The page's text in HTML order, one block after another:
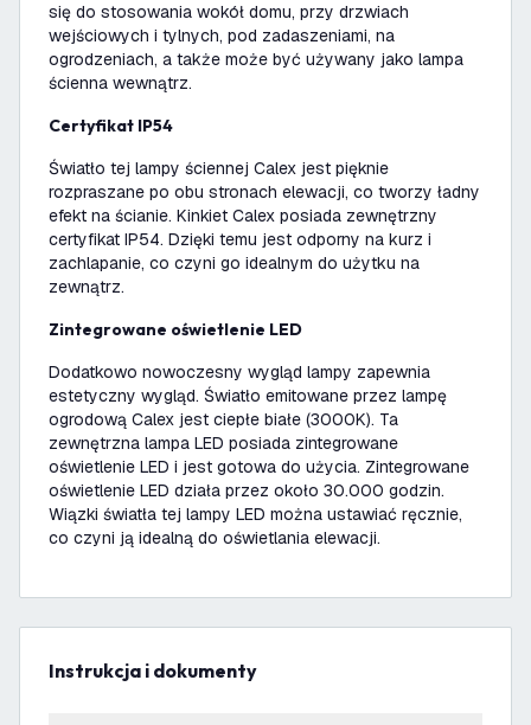
się do stosowania wokół domu, przy drzwiach
wejściowych i tylnych, pod zadaszeniami, na
ogrodzeniach, a także może być używany jako lampa
ścienna wewnątrz.
Certyfikat IP54
Światło tej lampy ściennej Calex jest pięknie
rozpraszane po obu stronach elewacji, co tworzy ładny
efekt na ścianie. Kinkiet Calex posiada zewnętrzny
certyfikat IP54. Dzięki temu jest odporny na kurz i
zachlapanie, co czyni go idealnym do użytku na
zewnątrz.
Zintegrowane oświetlenie LED
Dodatkowo nowoczesny wygląd lampy zapewnia
estetyczny wygląd. Światło emitowane przez lampę
ogrodową Calex jest ciepłe białe (3000K). Ta
zewnętrzna lampa LED posiada zintegrowane
oświetlenie LED i jest gotowa do użycia. Zintegrowane
oświetlenie LED działa przez około 30.000 godzin.
Wiązki światła tej lampy LED można ustawiać ręcznie,
co czyni ją idealną do oświetlania elewacji.
Instrukcja i dokumenty